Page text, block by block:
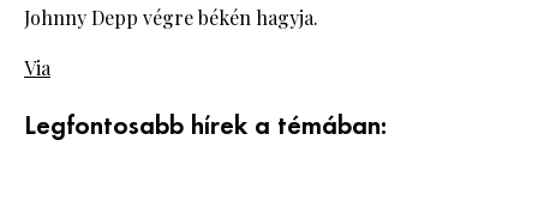
Johnny Depp végre békén hagyja.
Via
Legfontosabb hírek a témában: